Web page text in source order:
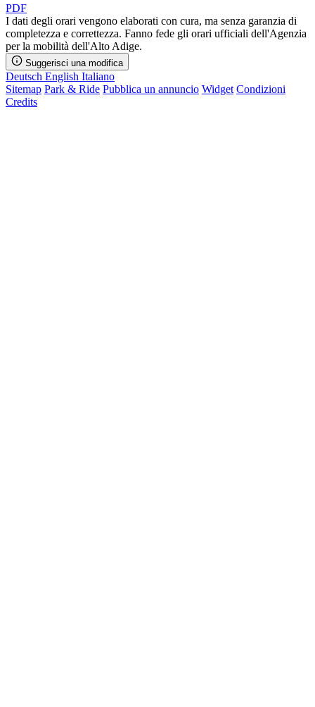
PDF
I dati degli orari vengono elaborati con cura, ma senza garanzia di
completezza e correttezza. Fanno fede gli orari ufficiali dell'Agenzia
per la mobilità dell'Alto Adige.
Suggerisci una modifica
Deutsch English Italiano
Sitemap Park & Ride Pubblica un annuncio Widget Condizioni
Credits